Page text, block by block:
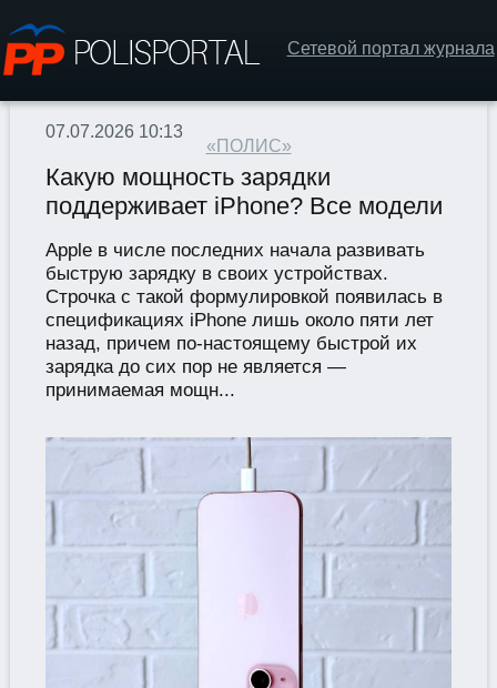
Сетевой портал журнала
«ПОЛИС»
07.07.2026 10:13
Какую мощность зарядки
поддерживает iPhone? Все модели
Apple в числе последних начала развивать
быструю зарядку в своих устройствах.
Строчка с такой формулировкой появилась в
спецификациях iPhone лишь около пяти лет
назад, причем по-настоящему быстрой их
зарядка до сих пор не является —
принимаемая мощн...